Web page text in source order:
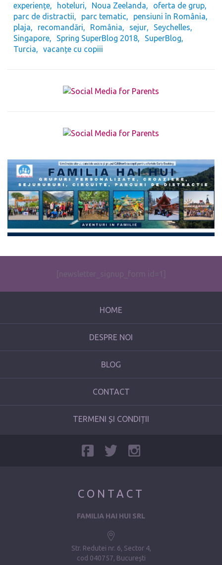
experiențe
hoteluri Noua Zeelanda
oferta de grup
parc de distractii
parc tematic
pensiuni în România
plaja
recomandări România sejur
Seychelles
Singapore
Spring SuperBlog 2018
SuperBlog
Turcia
vacanțe cu copiii
The form you have selected does not exist.
[newsletter_signup_form id=1]
HOME
DESPRE NOI
BLOG
CONTACT
TERMENI ȘI CONDIȚII
CONTACT
FAMILIA HAI HUI SRL
Str. Redutei nr. 6, Sector 4
cod 040757, București